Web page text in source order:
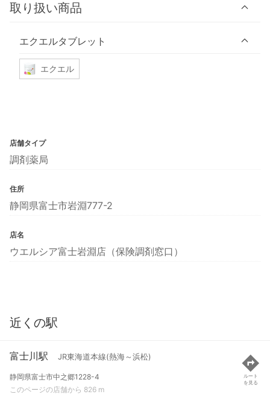
取り扱い商品
エクエルタブレット
エクエル
店舗タイプ
調剤薬局
住所
静岡県富士市岩淵777-2
店名
ウエルシア富士岩淵店（保険調剤窓口）
近くの駅
富士川駅 JR東海道本線(熱海～浜松)
静岡県富士市中之郷1228-4
このページの店舗から 826 m
ルート
を見る